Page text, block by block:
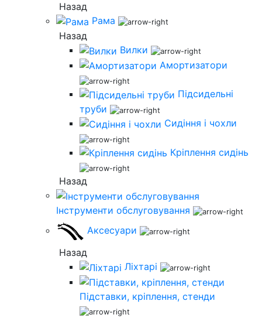
Назад
Рама
Назад
Вилки
Амортизатори
Підсидельні
труби
Сидіння і чохли
Кріплення сидінь
Назад
Інструменти обслуговування
Аксесуари
Назад
Ліхтарі
Підставки, кріплення, стенди